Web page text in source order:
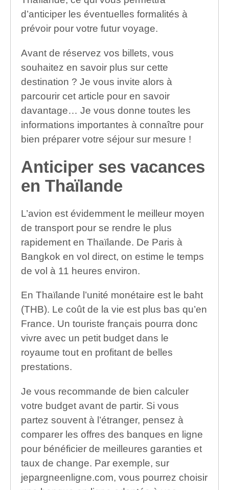
d’anticiper les éventuelles formalités à
prévoir pour votre futur voyage.
Avant de réservez vos billets, vous
souhaitez en savoir plus sur cette
destination ? Je vous invite alors à
parcourir cet article pour en savoir
davantage… Je vous donne toutes les
informations importantes à connaître pour
bien préparer votre séjour sur mesure !
Anticiper ses vacances
en Thaïlande
L’avion est évidemment le meilleur moyen
de transport pour se rendre le plus
rapidement en Thaïlande. De Paris à
Bangkok en vol direct, on estime le temps
de vol à 11 heures environ.
En Thaïlande l’unité monétaire est le baht
(THB). Le coût de la vie est plus bas qu’en
France. Un touriste français pourra donc
vivre avec un petit budget dans le
royaume tout en profitant de belles
prestations.
Je vous recommande de bien calculer
votre budget avant de partir. Si vous
partez souvent à l’étranger, pensez à
comparer les offres des banques en ligne
pour bénéficier de meilleures garanties et
taux de change. Par exemple, sur
jepargneenligne.com, vous pourrez choisir